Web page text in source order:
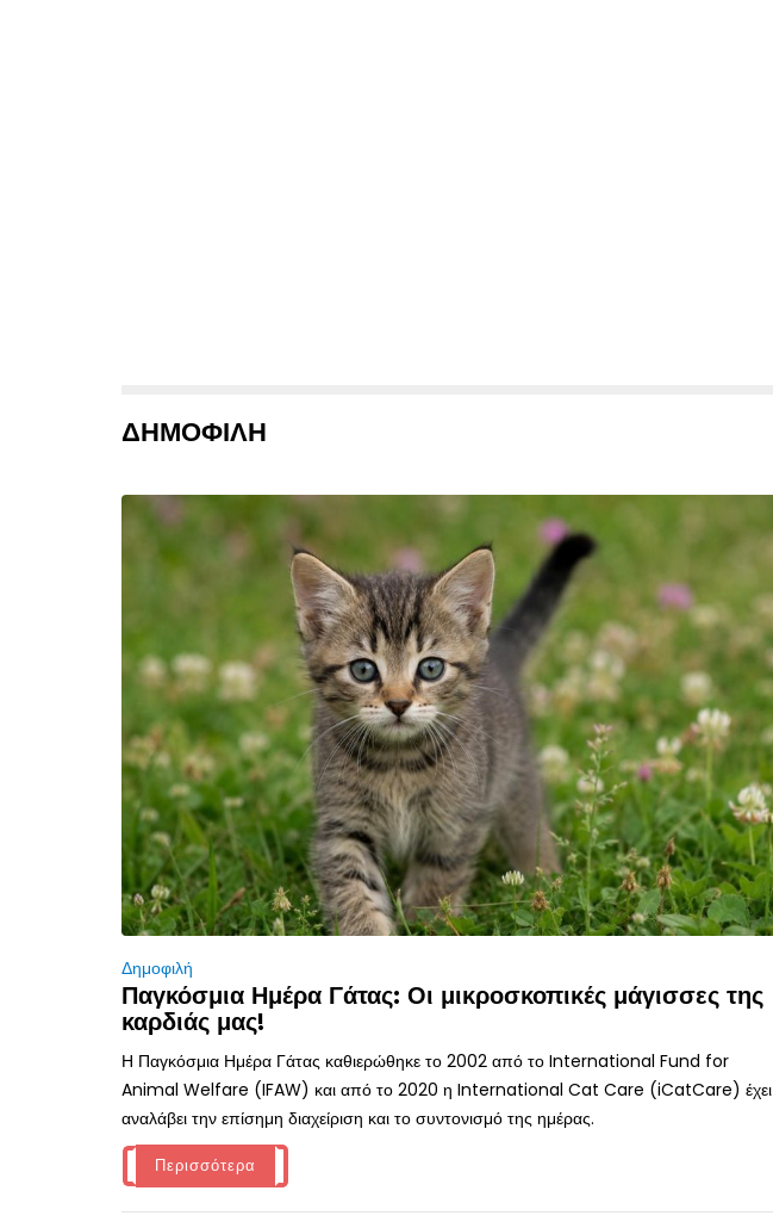
ΔΗΜΟΦΙΛΗ
Δημοφιλή
Παγκόσμια Ημέρα Γάτας: Οι μικροσκοπικές μάγισσες της
καρδιάς μας!
Η Παγκόσμια Ημέρα Γάτας καθιερώθηκε το 2002 από το International Fund for
Animal Welfare (IFAW) και από το 2020 η International Cat Care (iCatCare) έχει
αναλάβει την επίσημη διαχείριση και το συντονισμό της ημέρας.
Περισσότερα